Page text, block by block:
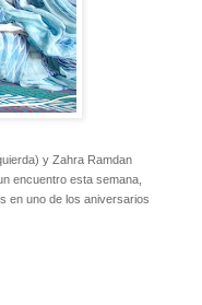
y Zahra Ramdan
encuentro esta semana,
en uno de los aniversarios